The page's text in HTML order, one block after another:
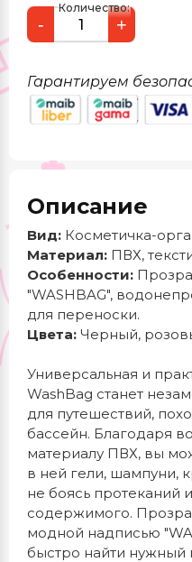
Количество:
- +
Гарантируем
Описание
Вид: Косметичка-
Материал: ПВХ,
Особенности:
"WASHBAG",
для переноски.
Цвета: Черный,
Универсальная и
WashBag станет
для путешествий,
бассейн. Благодаря
материалу ПВХ, вы
в ней гели, шампуни,
не боясь протеканий
содержимого.
модной надписью
быстро найти